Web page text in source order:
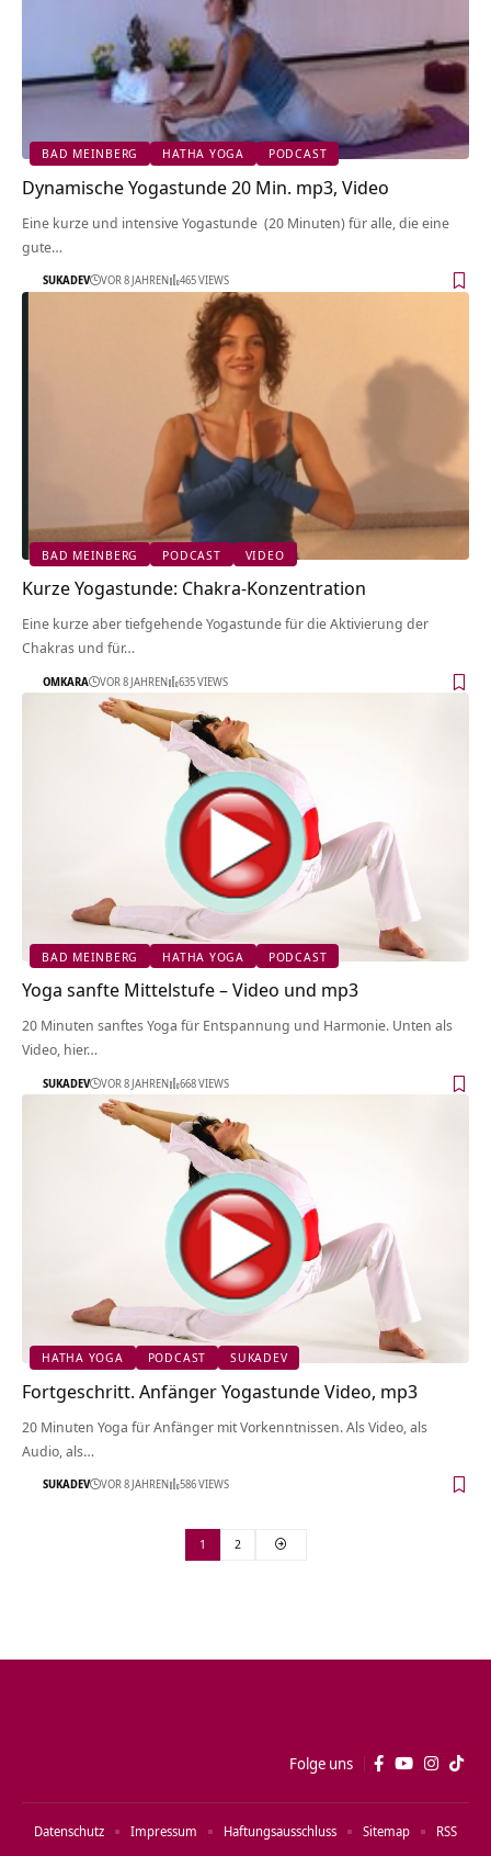
BAD MEINBERG HATHA YOGA PODCAST
Dynamische Yogastunde 20 Min. mp3, Video
Eine kurze und intensive Yogastunde (20 Minuten) für alle, die eine
gute…
SUKADEV VOR 8 JAHREN 465 VIEWS
BAD MEINBERG PODCAST VIDEO
Kurze Yogastunde: Chakra-Konzentration
Eine kurze aber tiefgehende Yogastunde für die Aktivierung der
Chakras und für…
OMKARA VOR 8 JAHREN 635 VIEWS
BAD MEINBERG HATHA YOGA PODCAST
Yoga sanfte Mittelstufe – Video und mp3
20 Minuten sanftes Yoga für Entspannung und Harmonie. Unten als
Video, hier…
SUKADEV VOR 8 JAHREN 668 VIEWS
HATHA YOGA PODCAST SUKADEV
Fortgeschritt. Anfänger Yogastunde Video, mp3
20 Minuten Yoga für Anfänger mit Vorkenntnissen. Als Video, als
Audio, als…
SUKADEV VOR 8 JAHREN 586 VIEWS
1 2
Folge uns
Datenschutz Impressum Haftungsausschluss Sitemap RSS